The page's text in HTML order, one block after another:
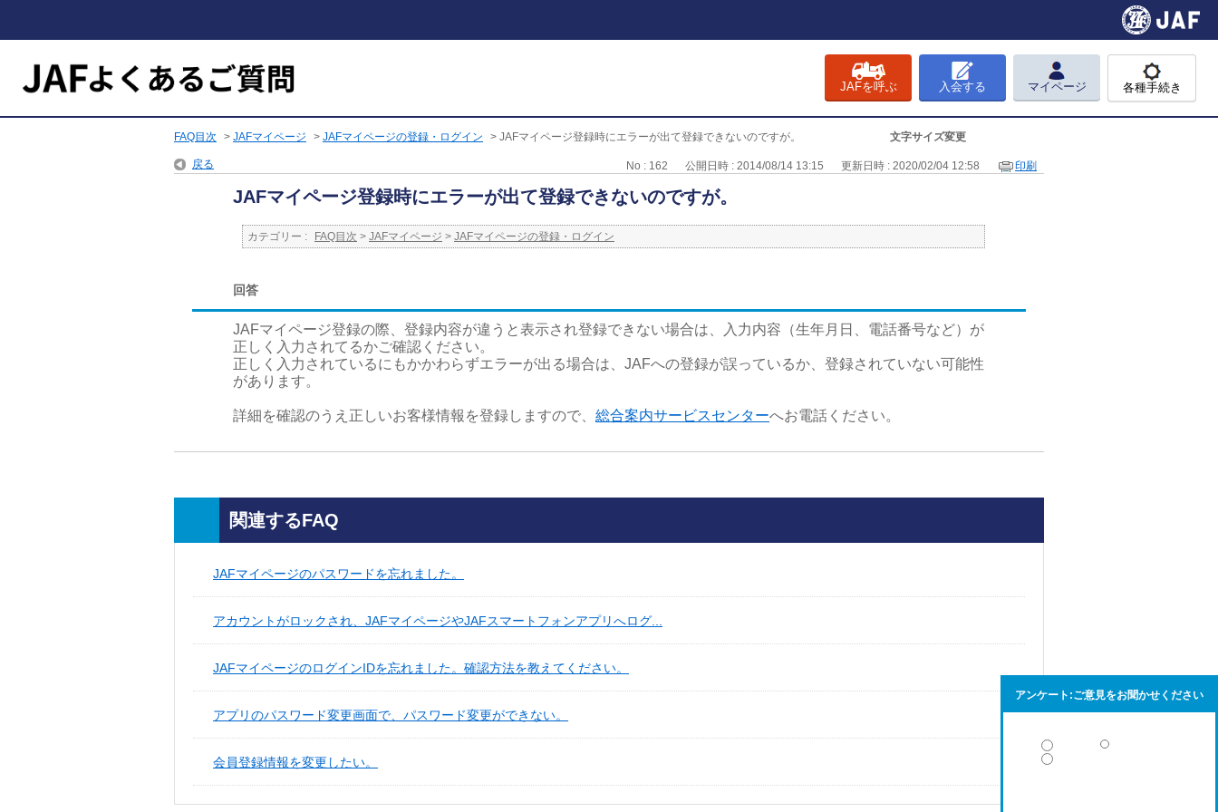
JAFを呼ぶ 入会する マイページ 各種手続き
文字サイズ変更
FAQ目次 > JAFマイページ > JAFマイページの登録・ログイン > JAFマイページ登録時にエラーが出て登録できないのですが。
戻る No : 162 公開日時 : 2014/08/14 13:15 更新日時 : 2020/02/04 12:58 印刷
JAFマイページ登録時にエラーが出て登録できないのですが。
カテゴリー : FAQ目次 > JAFマイページ > JAFマイページの登録・ログイン
回答
JAFマイページ登録の際、登録内容が違うと表示され登録できない場合は、入力内容（生年月日、電話番号など）が
正しく入力されてるかご確認ください。
正しく入力されているにもかかわらずエラーが出る場合は、JAFへの登録が誤っているか、登録されていない可能性
があります。
詳細を確認のうえ正しいお客様情報を登録しますので、 総合案内サービスセンターへお電話ください。
関連するFAQ
JAFマイページのパスワードを忘れました。
アカウントがロックされ、JAFマイページやJAFスマートフォンアプリへログ...
JAFマイページのログインIDを忘れました。確認方法を教えてください。
アプリのパスワード変更画面で、パスワード変更ができない。
会員登録情報を変更したい。
アンケート:ご意見をお聞かせください